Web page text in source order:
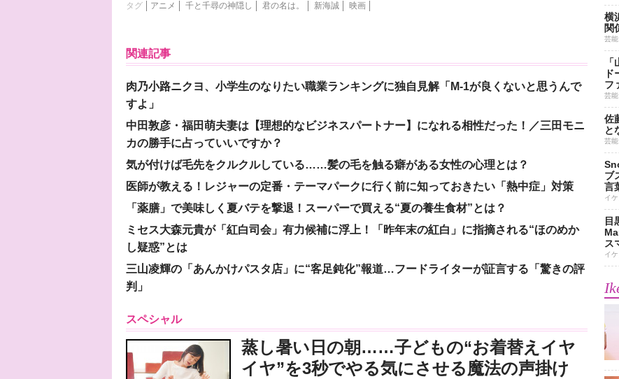
タグ アニメ 千と千尋の神隠し 君の名は。 新海誠 映画
関連記事
肉乃小路ニクヨ、小学生のなりたい職業ランキングに独自見解「M-1が良くないと思うんで
すよ」
中田敦彦・福田萌夫妻は【理想的なビジネスパートナー】になれる相性だった！／三田モニ
カの勝手に占っていいですか？
気が付けば毛先をクルクルしている……髪の毛を触る癖がある女性の心理とは？
医師が教える！レジャーの定番・テーマパークに行く前に知っておきたい「熱中症」対策
「薬膳」で美味しく夏バテを撃退！スーパーで買える“夏の養生食材”とは？
ミセス大森元貴が「紅白司会」有力候補に浮上！「昨年末の紅白」に指摘される“ほのめか
し疑惑”とは
三山凌輝の「あんかけパスタ店」に“客足鈍化”報道…フードライターが証言する「驚きの評
判」
スペシャル
蒸し暑い日の朝……子どもの“お着替えイヤ
イヤ”を3秒でやる気にさせる魔法の声掛け
横
関
芸能
フ
芸能
佐
と
芸能
ブ
言
イ
目
ス
イ